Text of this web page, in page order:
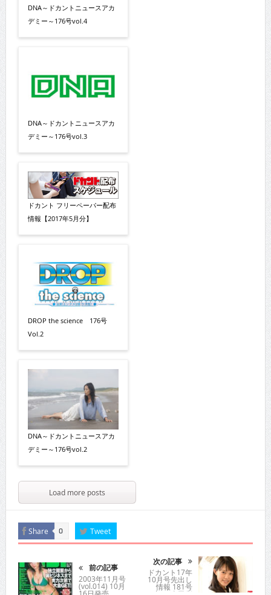
DNA～ドカントニュースアカ
デミー～176号vol.4
DNA～ドカントニュースアカ
デミー～176号vol.3
ドカント フリーペーパー配布
情報【2017年5月分】
DROP the science 176号
Vol.2
DNA～ドカントニュースアカ
デミー～176号vol.2
Load more posts
Share 0 Tweet
前の記事
2003年11月号
(vol.014) 10月
次の記事
ドカント17年
10月号先出し
情報 181号